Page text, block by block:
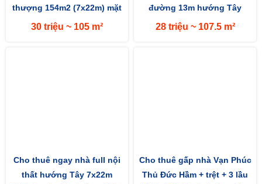
thượng 154m2 (7x22m) mặt
tiền đường 13m hướng...
30 triệu ~ 105 m²
đường 13m hướng Tây
28 triệu ~ 107.5 m²
Cho thuê ngay nhà full nội
thất hướng Tây 7x22m
Cho thuê gấp nhà Vạn Phúc
Thủ Đức Hầm + trệt + 3 lầu